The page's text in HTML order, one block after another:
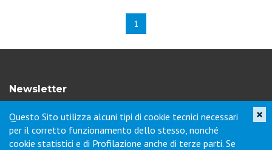
1
Newsletter
Iscriviti per ricevere novità di prodotto, servizi, porte aperte e
offerte dei nostri punti vendita.
Questo Sito utilizza alcuni tipi di cookie tecnici necessari
per il corretto funzionamento dello stesso, nonché
cookie statistici e di Profilazione anche di terze parti. Se
×